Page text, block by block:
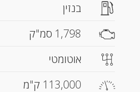
בנזין
1,798 סמ"ק
אוטומטי
113,000 ק"מ